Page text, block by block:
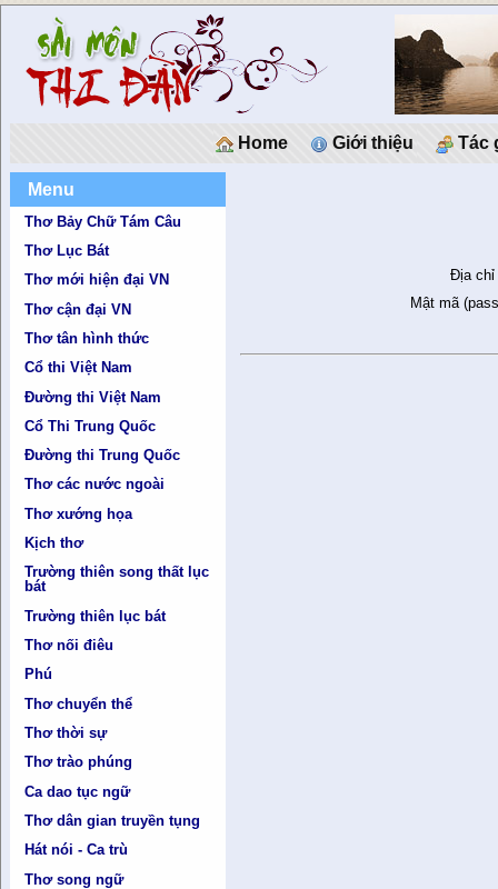
Home Giới thiệu Tác
Menu
Thơ Bảy Chữ Tám Câu
Thơ Lục Bát
Thơ mới hiện đại VN
Thơ cận đại VN
Thơ tân hình thức
Cổ thi Việt Nam
Đường thi Việt Nam
Cổ Thi Trung Quốc
Đường thi Trung Quốc
Thơ các nước ngoài
Thơ xướng họa
Kịch thơ
Trường thiên song thất lục
bát
Trường thiên lục bát
Thơ nối điêu
Phú
Thơ chuyển thể
Thơ thời sự
Thơ trào phúng
Ca dao tục ngữ
Thơ dân gian truyền tụng
Hát nói - Ca trù
Thơ song ngữ
Địa chỉ
Mật mã